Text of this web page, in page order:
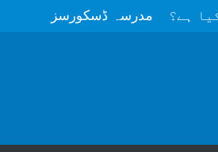
مدرسہ ڈسکورسز ہے؟